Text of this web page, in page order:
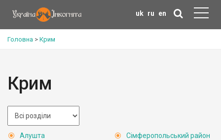
uk ru en
Головна > Крим
Крим
Алушта
Сімферопольський район